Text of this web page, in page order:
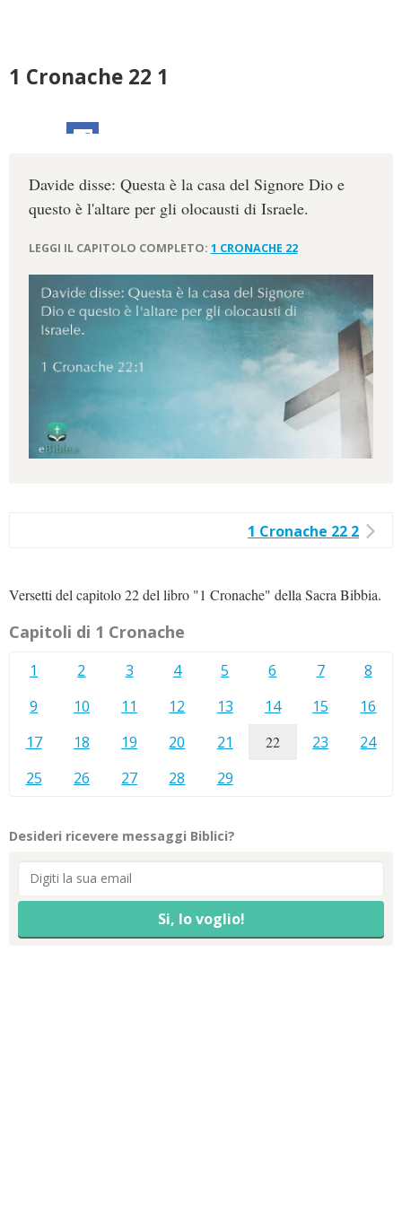
1 Cronache 22 1
Davide disse: Questa è la casa del Signore Dio e
questo è l'altare per gli olocausti di Israele.
LEGGI IL CAPITOLO COMPLETO: 1 CRONACHE 22
1 Cronache 22 2
Versetti del capitolo 22 del libro "1 Cronache" della Sacra Bibbia.
Capitoli di 1 Cronache
1 2 3 4 5 6 7
8
9
10 11 12 13 14 15
16
17
18 19 20 21 22 23
24
25
26 27 28 29
Desideri ricevere messaggi Biblici?